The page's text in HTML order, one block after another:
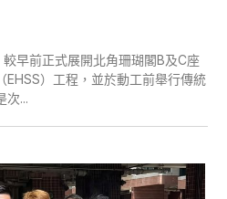
早前正式展開北角珊瑚閣B及C座
EHSS）工程，並於動工前舉行傳統
次...